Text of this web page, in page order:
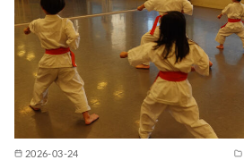
2026-03-24